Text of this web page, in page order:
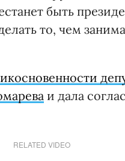
быть
то, чем
и дала
RELATED VIDEO